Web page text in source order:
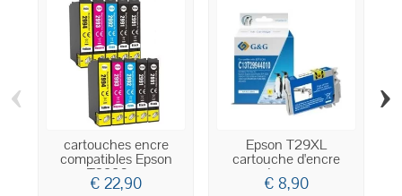
cartouches encre
compatibles Epson
T2996 -...
€ 22,90
Epson T29XL
cartouche d'encre
Jaune...
€ 8,90
‹ ›